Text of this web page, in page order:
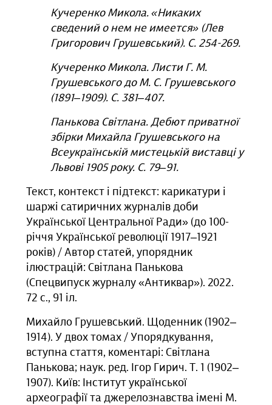
Кучеренко Микола. «Никаких
сведений о нем не имеется» (Лев
Григорович Грушевський). С. 254-269.
Кучеренко Микола. Листи Г. М.
Грушевського до М. С. Грушевського
(1891‒1909). С. 381‒407.
Панькова Світлана. Дебют приватної
збірки Михайла Грушевського на
Всеукраїнській мистецькій виставці у
Львові 1905 року. С. 79‒91.
Текст, контекст і підтекст: карикатури і
шаржі сатиричних журналів доби
Української Центральної Ради» (до 100-
річчя Української революції 1917–1921
років) / Автор статей, упорядник
ілюстрацій: Світлана Панькова
(Спецвипуск журналу «Антиквар»). 2022.
72 с., 91 іл.
Михайло Грушевський. Щоденник (1902‒
1914). У двох томах / Упорядкування,
вступна стаття, коментарі: Світлана
Панькова; наук. ред. Ігор Гирич. Т. 1 (1902‒
1907). Київ: Інститут української
археографії та джерелознавства імені М.